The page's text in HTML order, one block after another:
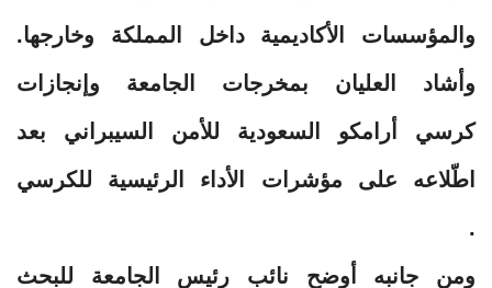
والمؤسسات الأكاديمية داخل المملكة وخارجها.
وأشاد العليان بمخرجات الجامعة وإنجازات
كرسي أرامكو السعودية للأمن السيبراني بعد
اطّلاعه على مؤشرات الأداء الرئيسية للكرسي
.
ومن جانبه أوضح نائب رئيس الجامعة للبحث